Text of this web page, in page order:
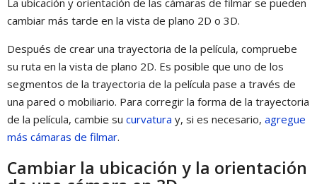
cambiar más tarde en la vista de plano 2D o 3D.
Después de crear una trayectoria de la película, compruebe
su ruta en la vista de plano 2D. Es posible que uno de los
segmentos de la trayectoria de la película pase a través de
una pared o mobiliario. Para corregir la forma de la trayectoria
de la película, cambie su curvatura y, si es necesario, agregue
más cámaras de filmar.
Cambiar la ubicación y la orientación